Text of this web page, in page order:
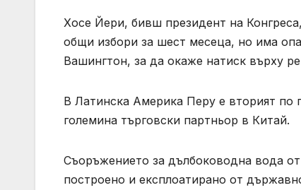
Хосе Йери, бивш президент на
общи избори за шест месеца, но има
Вашингтон, за да окаже натиск върху
В Латинска Америка Перу е вторият по
големина търговски партньор в Китай.
Съоръжението за дълбоководна вода
построено и експлоатирано от